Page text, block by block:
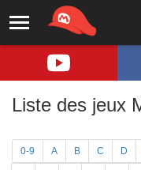
Liste des jeux
0-9 A B C D